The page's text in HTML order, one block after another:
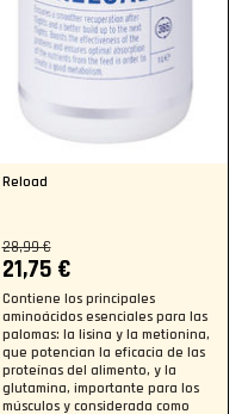
Reload
28,99 €
21,75 €
Contiene los principales
aminoácidos esenciales para las
palomas: la lisina y la metionina,
que potencian la eficacia de las
proteínas del alimento, y la
glutamina, importante para los
músculos y considerada como